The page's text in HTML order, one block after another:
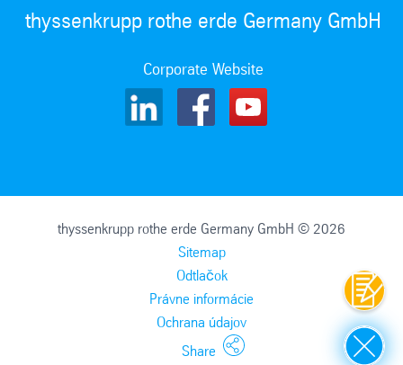
thyssenkrupp rothe erde Germany GmbH
Corporate Website
Close
thyssenkrupp rothe erde Germany GmbH © 2026
Sitemap
Odtlačok
Právne informácie
Ochrana údajov
Share